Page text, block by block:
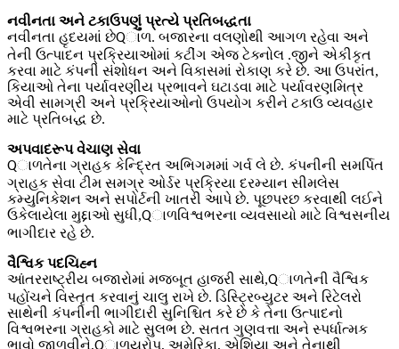
નવીનતા અને ટકાઉપણું પ્રત્યે પ્રતિબદ્ધતા
નવીનતા હૃદયમાં છેQાળ. બજારના વલણોથી આગળ રહેવા અને
તેની ઉત્પાદન પ્રક્રિયાઓમાં કટીંગ એજ ટેક્નોલ .જીને એકીકૃત
કરવા માટે કંપની સંશોધન અને વિકાસમાં રોકાણ કરે છે. આ ઉપરાંત,
કિયાઓ તેના પર્યાવરણીય પ્રભાવને ઘટાડવા માટે પર્યાવરણમિત્ર
એવી સામગ્રી અને પ્રક્રિયાઓનો ઉપયોગ કરીને ટકાઉ વ્યવહાર
માટે પ્રતિબદ્ધ છે.
અપવાદરૂપ વેચાણ સેવા
Qાળતેના ગ્રાહક કેન્દ્રિત અભિગમમાં ગર્વ લે છે. કંપનીની સમર્પિત
ગ્રાહક સેવા ટીમ સમગ્ર ઓર્ડર પ્રક્રિયા દરમ્યાન સીમલેસ
કમ્યુનિકેશન અને સપોર્ટની ખાતરી આપે છે. પૂછપરછ કરવાથી લઈને
ઉકેલાયેલા મુદ્દાઓ સુધી,Qાળવિશ્વભરના વ્યવસાયો માટે વિશ્વસનીય
ભાગીદાર રહે છે.
વૈશ્વિક પદચિહ્ન
આંતરરાષ્ટ્રીય બજારોમાં મજબૂત હાજરી સાથે,Qાળતેની વૈશ્વિક
પહોંચને વિસ્તૃત કરવાનું ચાલુ રાખે છે. ડિસ્ટ્રિબ્યુટર અને રિટેલરો
સાથેની કંપનીની ભાગીદારી સુનિશ્ચિત કરે છે કે તેના ઉત્પાદનો
વિશ્વભરના ગ્રાહકો માટે સુલભ છે. સતત ગુણવત્તા અને સ્પર્ધાત્મક
ભાવો જાળવીને,
યુરોપ, અમેરિકા, એશિયા અને તેનાથી